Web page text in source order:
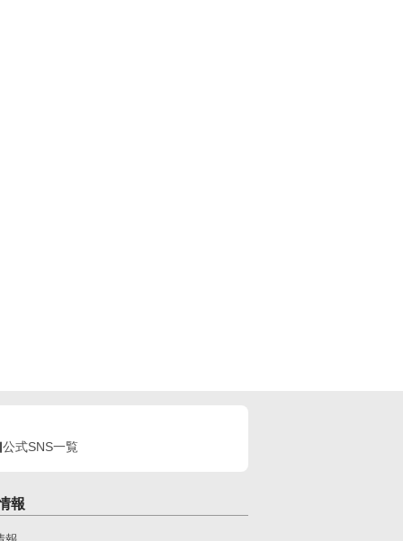
公式SNS一覧
報